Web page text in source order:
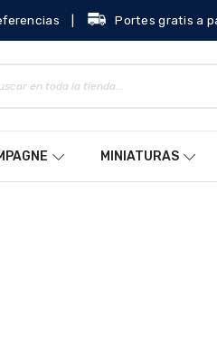
Portes gratis a
MINIATURAS